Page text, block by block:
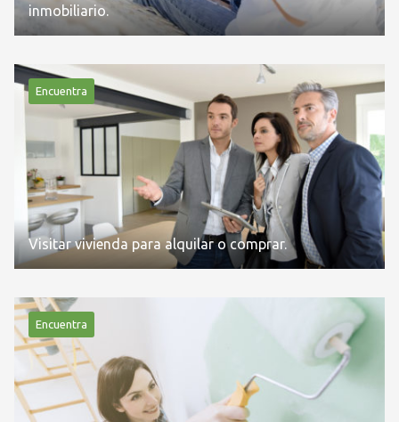
inmobiliario.
Encuentra
Visitar vivienda para alquilar o comprar.
Encuentra